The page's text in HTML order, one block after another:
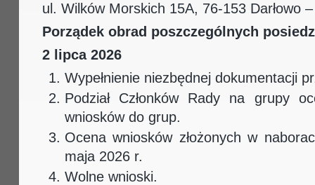
ul. Wilków Morskich 15A, 76-153 Darłowo
Porządek obrad poszczególnych
2 lipca 2026
Wypełnienie niezbędnej dokumentacji
Podział Członków Rady na grupy
wniosków do grup.
Ocena wniosków złożonych w
maja 2026 r.
Wolne wnioski.